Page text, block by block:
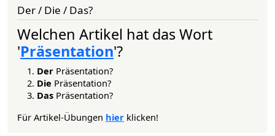
Der / Die / Das?
Welchen Artikel hat das Wort
'Präsentation'?
Der Präsentation?
Die Präsentation?
Das Präsentation?
Für Artikel-Übungen hier klicken!